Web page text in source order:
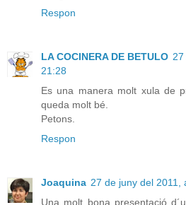
Respon
LA COCINERA DE BETULO
21:28
Es una manera molt xula de
queda molt bé.
Petons.
Respon
Joaquina 27 de juny del 2011,
Una molt bona presentació